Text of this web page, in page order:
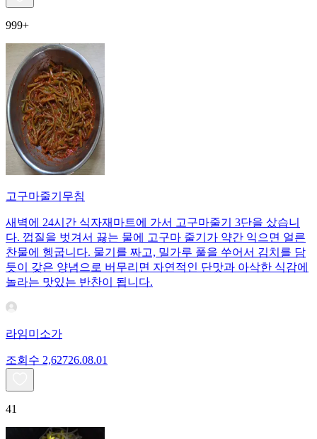
999+
고구마줄기무침
새벽에 24시간 식자재마트에 가서 고구마줄기 3단을 샀습니
다. 껍질을 벗겨서 끓는 물에 고구마 줄기가 약간 익으면 얼른
찬물에 헹굽니다. 물기를 짜고, 밀가루 풀을 쑤어서 김치를 담
듯이 갖은 양념으로 버무리면 자연적인 단맛과 아삭한 식감에
놀라는 맛있는 반찬이 됩니다.
라임미소가
조회수 2,62726.08.01
41